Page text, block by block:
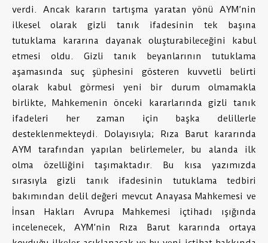
verdi. Ancak kararın tartışma yaratan yönü AYM’nin
ilkesel olarak gizli tanık ifadesinin tek başına
tutuklama kararına dayanak oluşturabileceğini kabul
etmesi oldu. Gizli tanık beyanlarının tutuklama
aşamasında suç şüphesini gösteren kuvvetli belirti
olarak kabul görmesi yeni bir durum olmamakla
birlikte, Mahkemenin önceki kararlarında gizli tanık
ifadeleri her zaman için başka delillerle
desteklenmekteydi. Dolayısıyla; Rıza Barut kararında
AYM tarafından yapılan belirlemeler, bu alanda ilk
olma özelliğini taşımaktadır. Bu kısa yazımızda
sırasıyla gizli tanık ifadesinin tutuklama tedbiri
bakımından delil değeri mevcut Anayasa Mahkemesi ve
İnsan Hakları Avrupa Mahkemesi içtihadı ışığında
incelenecek, AYM’nin Rıza Barut kararında ortaya